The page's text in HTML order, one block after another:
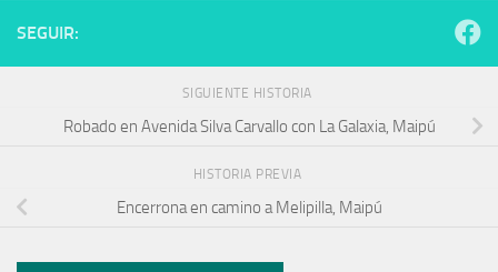
SEGUIR:
SIGUIENTE HISTORIA
Robado en Avenida Silva Carvallo con La Galaxia, Maipú
HISTORIA PREVIA
Encerrona en camino a Melipilla, Maipú